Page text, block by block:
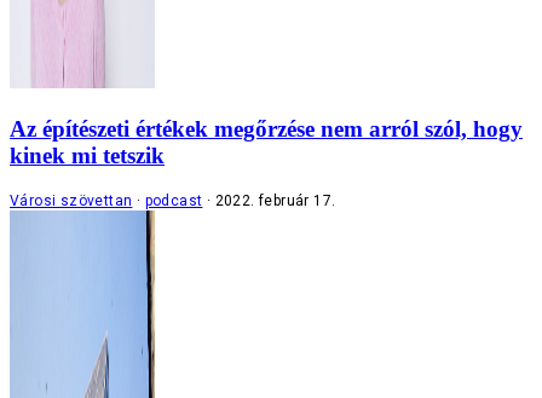
Az építészeti értékek megőrzése nem arról szól, hogy
kinek mi tetszik
Városi szövettan podcast 2022. február 17.